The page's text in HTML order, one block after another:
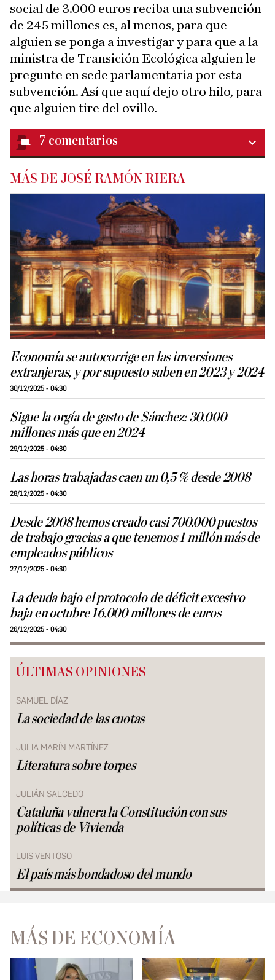
social de 3.000 euros reciba una subvención
de 245 millones es, al menos, para que
alguien se ponga a investigar y para que a la
ministra de Transición Ecológica alguien le
pregunte en sede parlamentaria por esta
subvención. Así que aquí dejo otro hilo, para
que alguien tire del ovillo.
7 comentarios
MÁS DE JOSÉ RAMÓN RIERA
Economía se autocorrige en las inversiones
extranjeras, y por supuesto suben en 2023 y 2024
30/12/2025 - 04:30
Sigue la orgía de gasto de Sánchez: 30.000
millones más que en 2024
29/12/2025 - 04:30
Las horas trabajadas caen un 0,5 % desde 2008
28/12/2025 - 04:30
Desde 2008 hemos creado casi 700.000 puestos
de trabajo gracias a que tenemos 1 millón más de
empleados públicos
27/12/2025 - 04:30
La deuda bajo el protocolo de déficit excesivo
baja en octubre 16.000 millones de euros
26/12/2025 - 04:30
ÚLTIMAS OPINIONES
SAMUEL DÍAZ
La sociedad de las cuotas
JULIA MARÍN MARTÍNEZ
Literatura sobre torpes
JULIÁN SALCEDO
Cataluña vulnera la Constitución con sus
políticas de Vivienda
LUIS VENTOSO
El país más bondadoso del mundo
MÁS DE ECONOMÍA